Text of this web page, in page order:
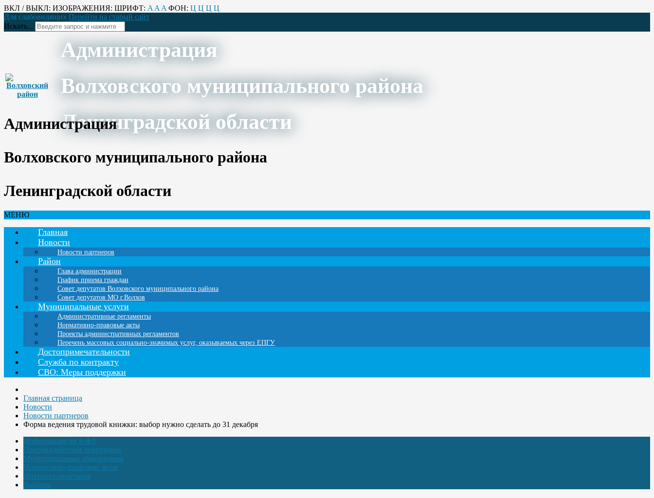
ВКЛ / ВЫКЛ: ИЗОБРАЖЕНИЯ: ШРИФТ: A A A ФОН: Ц Ц Ц Ц
Для слабовидящих Перейти на старый сайт
Искать...
Администрация
Волховского муниципального района
Ленинградской области
Администрация
Волховского муниципального района
Ленинградской области
МЕНЮ
Главная
Новости
Новости партнеров
Район
Глава администрации
График приема граждан
Совет депутатов Волховского муниципального района
Совет депутатов МО г.Волхов
Муниципальные услуги
Административные регламенты
Нормативно-правовые акты
Проекты административных регламентов
Перечень массовых социально-значимых услуг, оказываемых через ЕПГУ
Достопримечательности
Служба по контракту
СВО: Меры поддержки
Главная страница
Новости
Новости партнеров
Форма ведения трудовой книжки: выбор нужно сделать до 31 декабря
Информация по 8-ФЗ
Противодействие коррупции
Муниципальные образования
Нормативно-правовые акты
Интернет-приёмная
Выборы